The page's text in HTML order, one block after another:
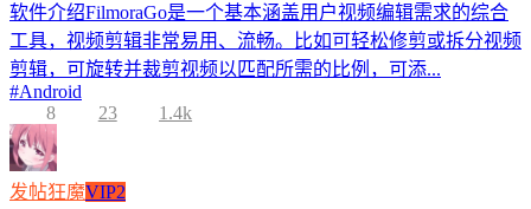
软件介绍FilmoraGo是一个基本涵盖用户视频编辑需求的综合
工具，视频剪辑非常易用、流畅。比如可轻松修剪或拆分视频
剪辑，可旋转并裁剪视频以匹配所需的比例，可添...
#Android
8
23 1.4k
发帖狂魔VIP2